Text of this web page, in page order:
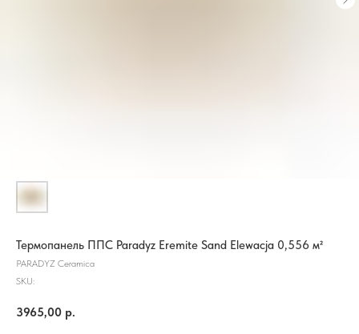
Термопанель ППС Paradyz Eremite Sand Elewacja 0,556 м²
PARADYZ Ceramica
SKU:
3965,00 р.